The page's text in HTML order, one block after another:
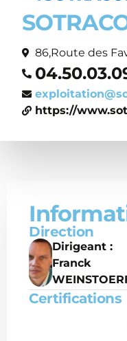
86,Route des
https://
Direction
Dirigeant :
Franck
Certifications